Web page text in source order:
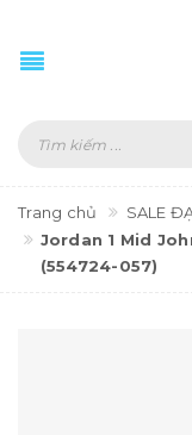
Trang chủ
SALE
Jordan 1 Mid
(554724-057)